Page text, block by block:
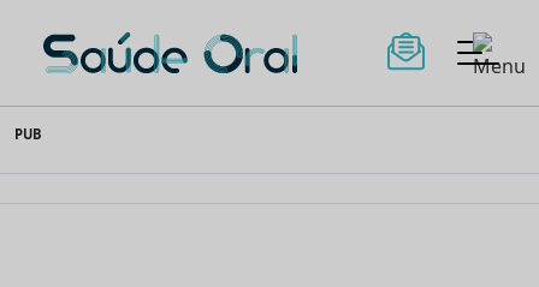
to
content
Saúde Oral
PUB